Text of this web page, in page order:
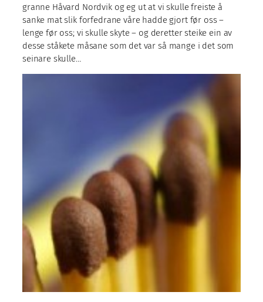
granne Håvard Nordvik og eg ut at vi skulle freiste å
sanke mat slik forfedrane våre hadde gjort før oss –
lenge før oss; vi skulle skyte – og deretter steike ein av
desse ståkete måsane som det var så mange i det som
seinare skulle…